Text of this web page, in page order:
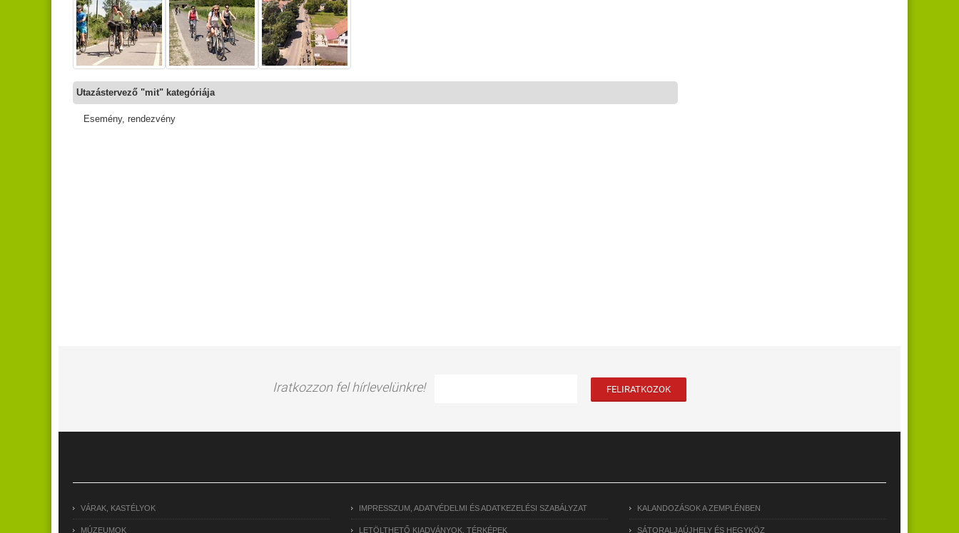
Utazástervező "mit" kategóriája
Esemény, rendezvény
Iratkozzon fel hírlevelünkre!
VÁRAK, KASTÉLYOK
MÚZEUMOK
IMPRESSZUM, ADATVÉDELMI ÉS ADATKEZELÉSI SZABÁLYZAT
LETÖLTHETŐ KIADVÁNYOK, TÉRKÉPEK
KALANDOZÁSOK A ZEMPLÉNBEN
SÁTORALJAÚJHELY ÉS HEGYKÖZ